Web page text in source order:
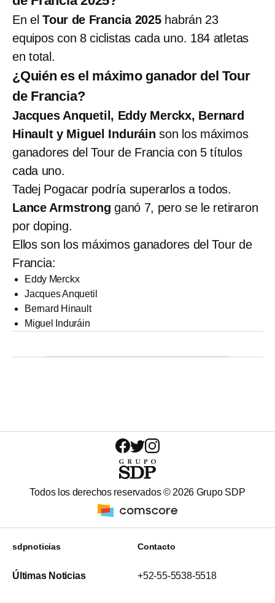
En el Tour de Francia 2025 habrán 23
equipos con 8 ciclistas cada uno. 184 atletas
en total.
¿Quién es el máximo ganador del Tour
de Francia?
Jacques Anquetil, Eddy Merckx, Bernard
Hinault y Miguel Induráin son los máximos
ganadores del Tour de Francia con 5 títulos
cada uno.
Tadej Pogacar podría superarlos a todos.
Lance Armstrong ganó 7, pero se le retiraron
por doping.
Ellos son los máximos ganadores del Tour de
Francia:
Eddy Merckx
Jacques Anquetil
Bernard Hinault
Miguel Induráin
Todos los derechos reservados © 2026 Grupo SDP
sdpnoticias
Últimas Noticias
Contacto
+52-55-5538-5518